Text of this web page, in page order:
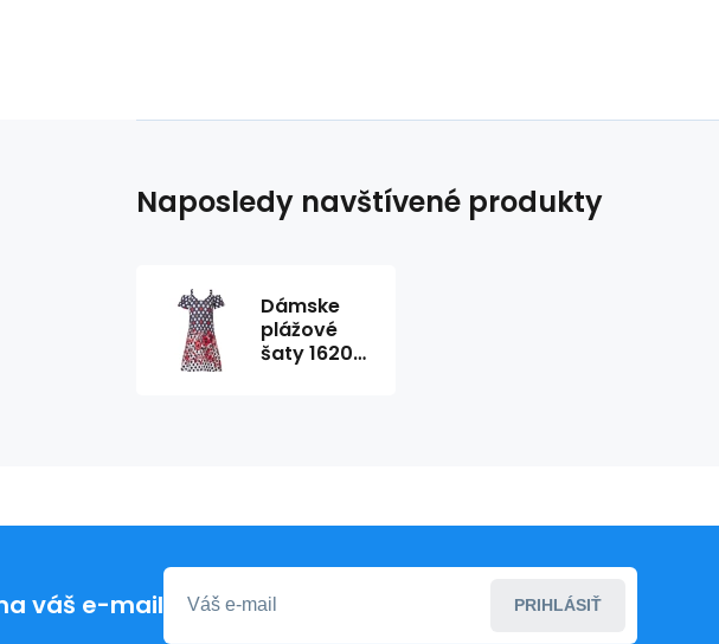
Naposledy navštívené produkty
Dámske
plážové
šaty 16201-
váš e-mail PRIHLÁSIŤ